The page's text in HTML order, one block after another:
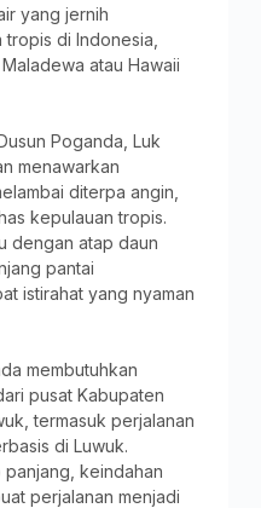
yang jernih
di Indonesia,
atau Hawaii
Poganda, Luk
menawarkan
diterpa angin,
kepulauan tropis.
dengan atap daun
pantai
istirahat yang nyaman
membutuhkan
pusat Kabupaten
termasuk perjalanan
di Luwuk.
keindahan
perjalanan menjadi